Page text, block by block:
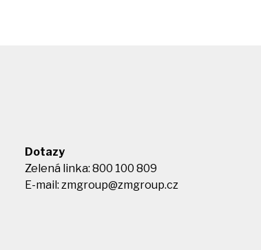
Dotazy
Zelená linka: 800 100 809
E-mail:zmgroup@zmgroup.cz